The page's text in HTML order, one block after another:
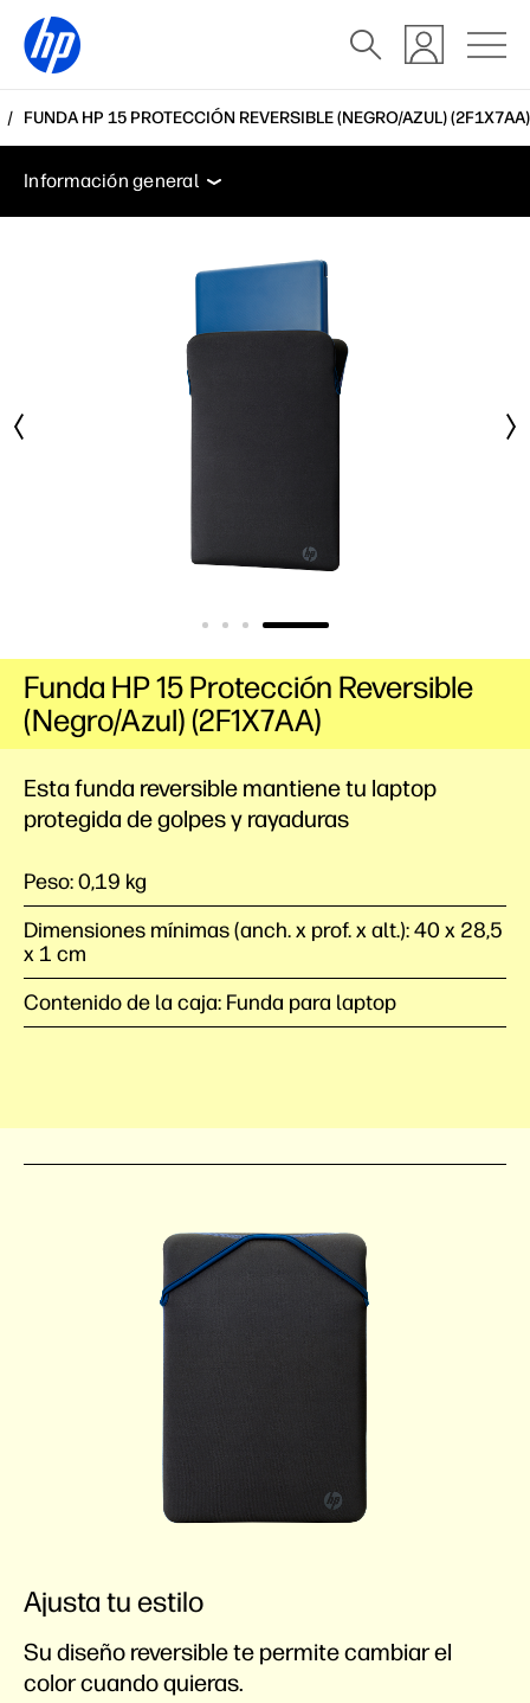
FUNDA HP 15 PROTECCIÓN REVERSIBLE (NEGRO/AZUL) (2F1X7AA)
Información general Especificaciones
Soporte
Información general
Esta funda reversible mantiene tu laptop
protegida de golpes y rayaduras
Peso: 0,19 kg
Dimensiones mínimas (anch. x prof. x alt.): 40 x 28,5
x 1 cm
Contenido de la caja: Funda para laptop
Funda HP 15 Protección Reversible
(Negro/Azul) (2F1X7AA)
Ajusta tu estilo
Su diseño reversible te permite cambiar el
color cuando quieras.